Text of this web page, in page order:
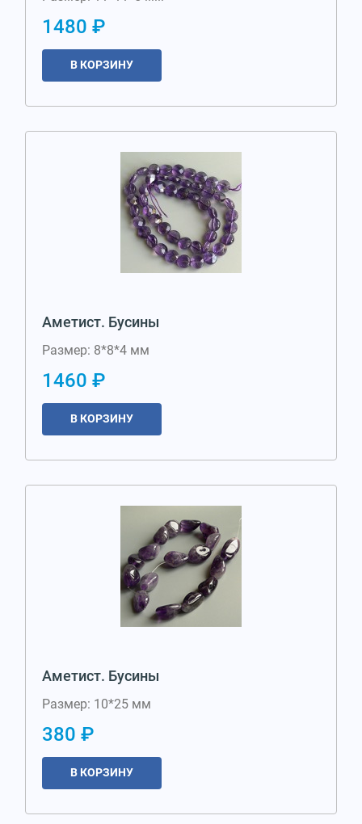
1480 ₽
В КОРЗИНУ
Аметист. Бусины
Размер: 8*8*4 мм
1460 ₽
В КОРЗИНУ
Аметист. Бусины
Размер: 10*25 мм
380 ₽
В КОРЗИНУ